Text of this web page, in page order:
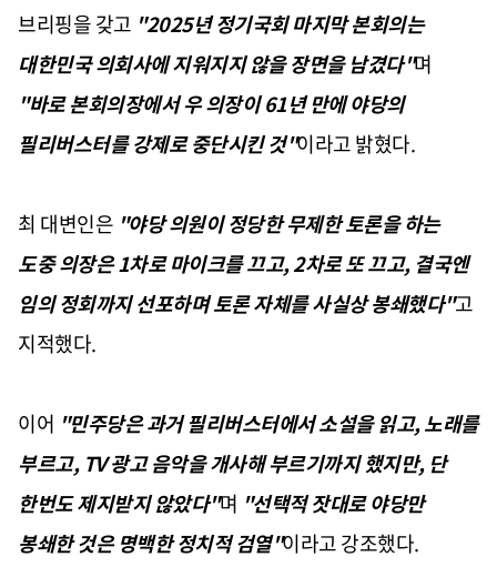
브리핑을 갖고 "2025년 정기국회 마지막 본회의는
대한민국 의회사에 지워지지 않을 장면을 남겼다"며
"바로 본회의장에서 우 의장이 61년 만에 야당의
필리버스터를 강제로 중단시킨 것"이라고 밝혔다.
최 대변인은 "야당 의원이 정당한 무제한 토론을 하는
도중 의장은 1차로 마이크를 끄고, 2차로 또 끄고, 결국엔
임의 정회까지 선포하며 토론 자체를 사실상 봉쇄했다"고
지적했다.
이어 "민주당은 과거 필리버스터에서 소설을 읽고, 노래를
부르고, TV 광고 음악을 개사해 부르기까지 했지만, 단
한번도 제지받지 않았다"며 "선택적 잣대로 야당만
봉쇄한 것은 명백한 정치적 검열"이라고 강조했다.